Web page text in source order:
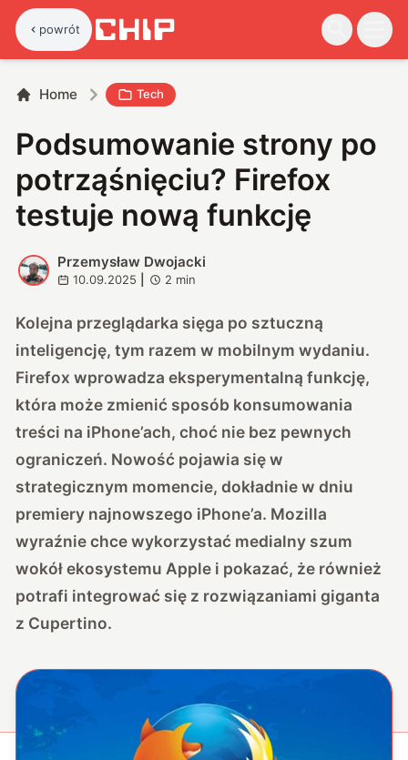
powrót
Home Tech
Podsumowanie strony po
potrząśnięciu? Firefox
testuje nową funkcję
P
Przemysław Dwojacki
10.09.2025 2 min
Kolejna przeglądarka sięga po sztuczną
inteligencję, tym razem w mobilnym wydaniu.
Firefox wprowadza eksperymentalną funkcję,
która może zmienić sposób konsumowania
treści na iPhone’ach, choć nie bez pewnych
ograniczeń. Nowość pojawia się w
strategicznym momencie, dokładnie w dniu
premiery najnowszego iPhone’a. Mozilla
wyraźnie chce wykorzystać medialny szum
wokół ekosystemu Apple i pokazać, że również
potrafi integrować się z rozwiązaniami giganta
z Cupertino.